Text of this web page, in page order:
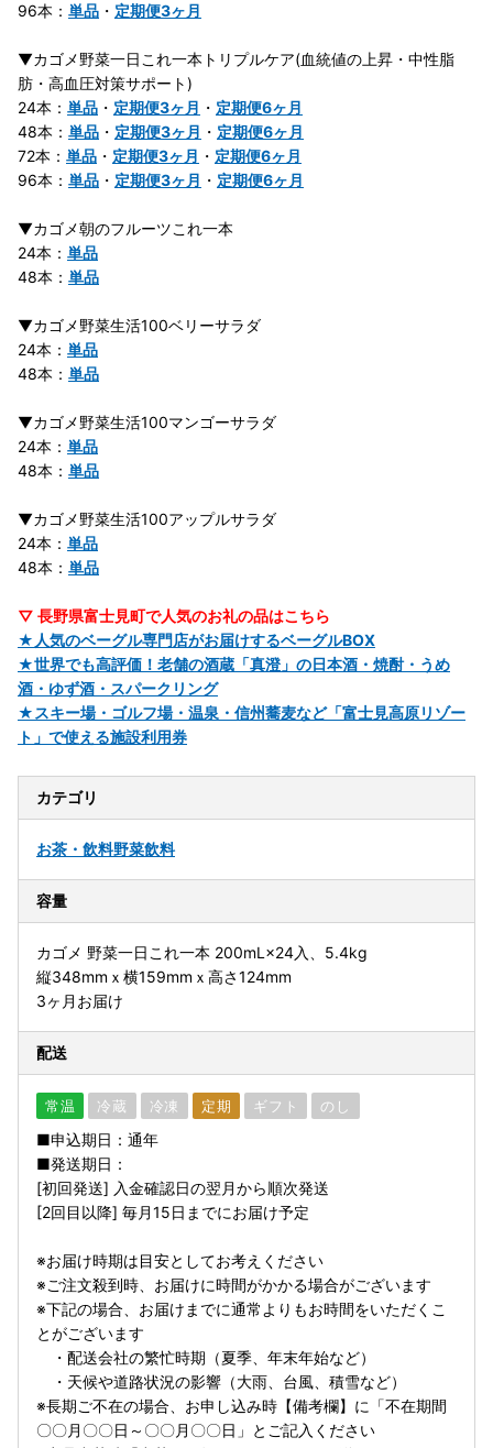
96本： 単品 ・ 定期便3ヶ月
▼カゴメ野菜一日これ一本トリプルケア(血統値の上昇・中性脂
肪・高血圧対策サポート)
24本： 単品 ・ 定期便3ヶ月 ・ 定期便6ヶ月
48本： 単品 ・ 定期便3ヶ月 ・ 定期便6ヶ月
72本： 単品 ・ 定期便3ヶ月 ・ 定期便6ヶ月
96本： 単品 ・ 定期便3ヶ月 ・ 定期便6ヶ月
▼カゴメ朝のフルーツこれ一本
24本： 単品
48本： 単品
▼カゴメ野菜生活100ベリーサラダ
24本： 単品
48本： 単品
▼カゴメ野菜生活100マンゴーサラダ
24本： 単品
48本： 単品
▼カゴメ野菜生活100アップルサラダ
24本： 単品
48本： 単品
▽ 長野県富士見町で人気のお礼の品はこちら
★人気のベーグル専門店がお届けするベーグルBOX
★世界でも高評価！老舗の酒蔵「真澄」の日本酒・焼酎・うめ
酒・ゆず酒・スパークリング
★スキー場・ゴルフ場・温泉・信州蕎麦など「富士見高原リゾー
ト」で使える施設利用券
カテゴリ
お茶・飲料野菜飲料
容量
カゴメ 野菜一日これ一本 200mL×24入、5.4kg
縦348mmｘ横159mmｘ高さ124mm
3ヶ月お届け
配送
常温 冷蔵 冷凍 定期 ギフト のし
■申込期日：通年
■発送期日：
[初回発送] 入金確認日の翌月から順次発送
[2回目以降] 毎月15日までにお届け予定
※お届け時期は目安としてお考えください
※ご注文殺到時、お届けに時間がかかる場合がございます
※下記の場合、お届けまでに通常よりもお時間をいただくこ
とがございます
・配送会社の繁忙時期（夏季、年末年始など）
・天候や道路状況の影響（大雨、台風、積雪など）
※長期ご不在の場合、お申し込み時【備考欄】に「不在期間
〇〇月〇〇日～〇〇月〇〇日」とご記入ください